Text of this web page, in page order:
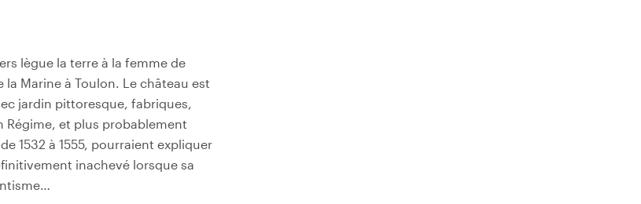
lègue la terre à la femme de
la Marine à Toulon. Le château est
jardin pittoresque, fabriques,
Régime, et plus probablement
1532 à 1555, pourraient expliquer
inachevé lorsque sa